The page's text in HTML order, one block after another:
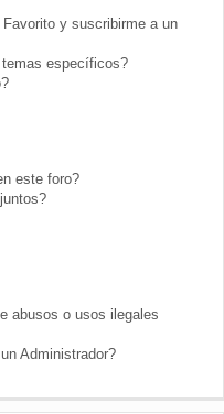
y suscribirme a un
específicos?
este foro?
abusos o usos ilegales
Administrador?